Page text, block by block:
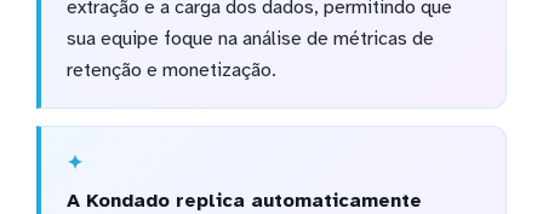
extração e a carga dos dados, permitindo que
sua equipe foque na análise de métricas de
retenção e monetização.
A Kondado replica automaticamente